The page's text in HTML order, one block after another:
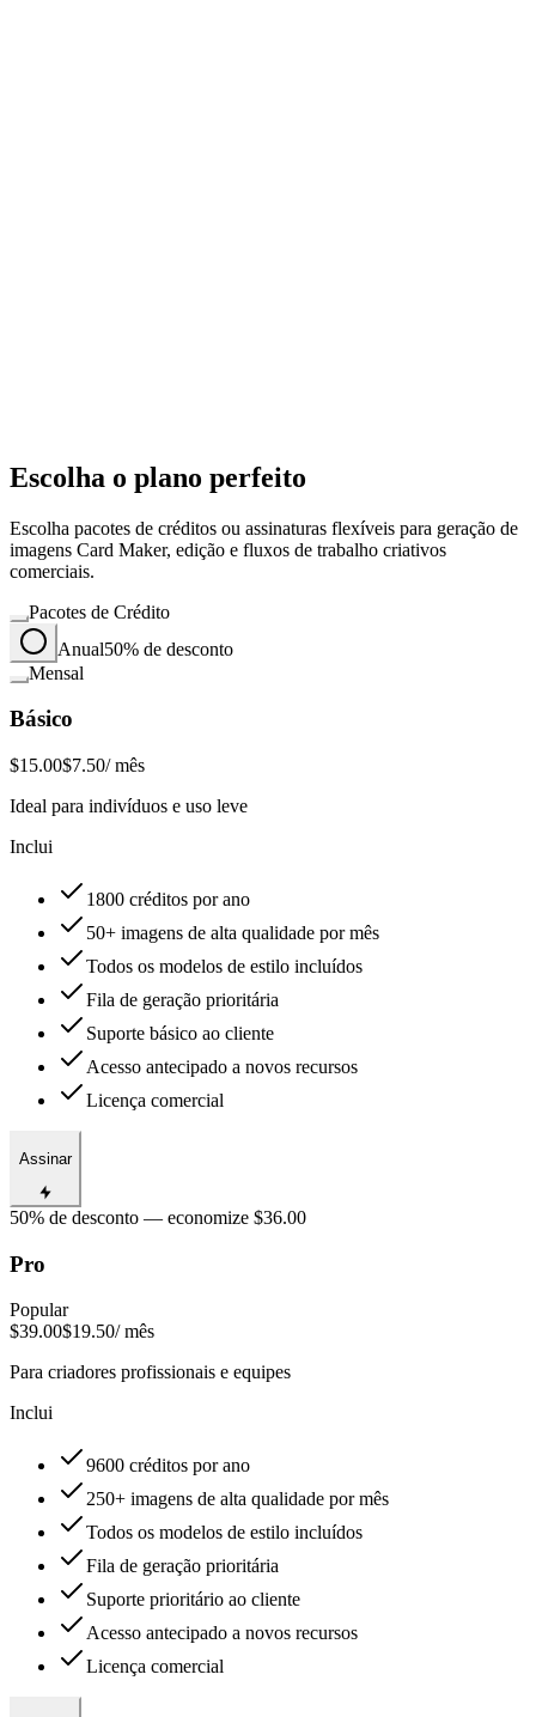
Escolha o plano perfeito
Escolha pacotes de créditos ou assinaturas flexíveis para geração de
imagens Card Maker, edição e fluxos de trabalho criativos
comerciais.
Pacotes de Crédito
Anual50% de desconto
Mensal
Básico
$15.00$7.50/ mês
Ideal para indivíduos e uso leve
Inclui
1800 créditos por ano
50+ imagens de alta qualidade por mês
Todos os modelos de estilo incluídos
Fila de geração prioritária
Suporte básico ao cliente
Acesso antecipado a novos recursos
Licença comercial
Assinar
50% de desconto — economize $36.00
Pro
Popular
$39.00$19.50/ mês
Para criadores profissionais e equipes
Inclui
9600 créditos por ano
250+ imagens de alta qualidade por mês
Todos os modelos de estilo incluídos
Fila de geração prioritária
Suporte prioritário ao cliente
Acesso antecipado a novos recursos
Licença comercial